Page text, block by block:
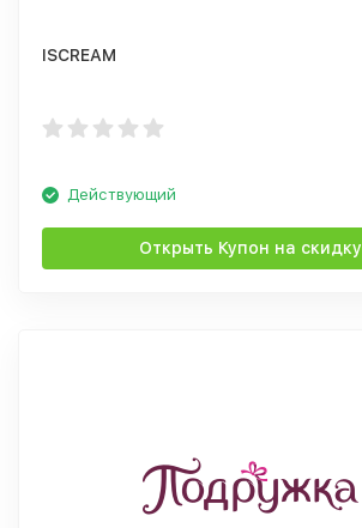
ISCREAM
Действующий
Открыть Купон на скидку